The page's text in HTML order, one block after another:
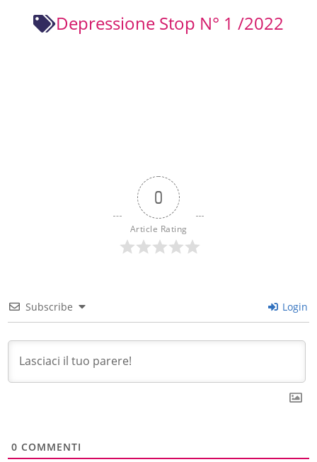
Depressione Stop N° 1 /2022
0
Article Rating
Subscribe Login
0 COMMENTI